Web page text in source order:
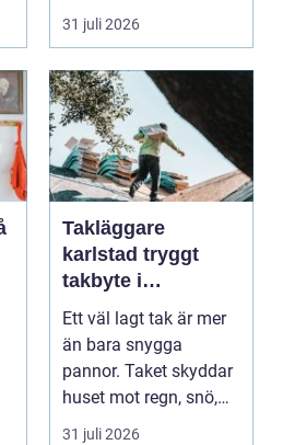
har
blomsterhantverke...
31 juli 2026
Takläggare
karlstad tryggt
takbyte i
värmländskt klimat
Ett väl lagt tak är mer
än bara snygga
pannor. Taket skyddar
huset mot regn, snö,
blåst och stark vå...
31 juli 2026